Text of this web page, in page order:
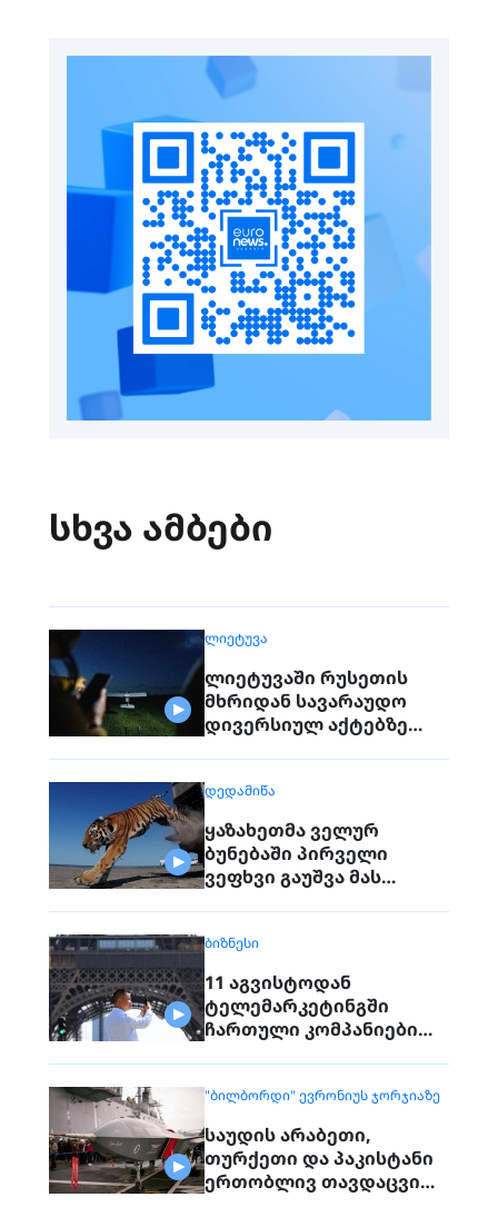
სხვა ამბები
ᲚᲘᲔᲢᲣᲕᲐ
ლიეტუვაში რუსეთის
მხრიდან სავარაუდო
დივერსიულ აქტებზე
ᲓᲔᲓᲐᲛᲘᲬᲐ
ყაზახეთმა ველურ
ბუნებაში პირველი
ვეფხვი გაუშვა მას
გაქრა თურანული ვეფხვი
ᲑᲘᲖᲜᲔᲡᲘ
11 აგვისტოდან
ტელემარკეტინგში
ჩართული კომპანიები
მოქალაქეებს
"ᲑᲘᲚᲑᲝᲠᲓᲘ" ᲔᲕᲠᲝᲜᲘᲣᲡ ᲯᲝᲠᲯᲘᲐᲖᲔ
საუდის არაბეთი,
თურქეთი და პაკისტანი
ერთობლივ თავდაცვით